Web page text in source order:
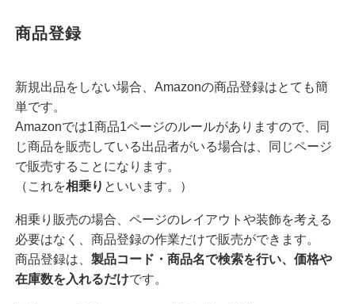
商品登録
新規出品をしない場合、Amazonの商品登録はとても簡
単です。
Amazonでは1商品1ページのルールがありますので、同
じ商品を販売している出品者がいる場合は、同じページ
で販売することになります。
（これを相乗り といいます。）
相乗り販売の場合、ページのレイアウトや装飾を考える
必要はなく、商品登録の作業だけで販売ができます。
商品登録は、 製品コード・商品名で検索を行い、価格や
在庫数を入れるだけです。